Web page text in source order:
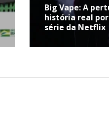
Big Vape: A
história real
série da Netflix